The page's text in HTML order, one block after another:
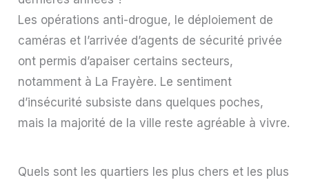
Les opérations anti-drogue, le déploiement de
caméras et l’arrivée d’agents de sécurité privée
ont permis d’apaiser certains secteurs,
notamment à La Frayère. Le sentiment
d’insécurité subsiste dans quelques poches,
mais la majorité de la ville reste agréable à vivre.
Quels sont les quartiers les plus chers et les plus